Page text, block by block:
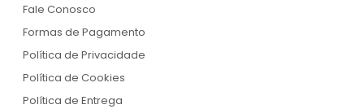
Fale Conosco
Formas de Pagamento
Política de Privacidade
Política de Cookies
Política de Entrega